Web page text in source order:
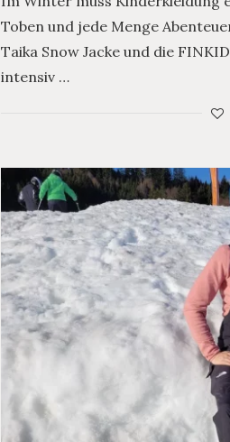
Toben und jede Menge
Taika Snow Jacke und die
intensiv …